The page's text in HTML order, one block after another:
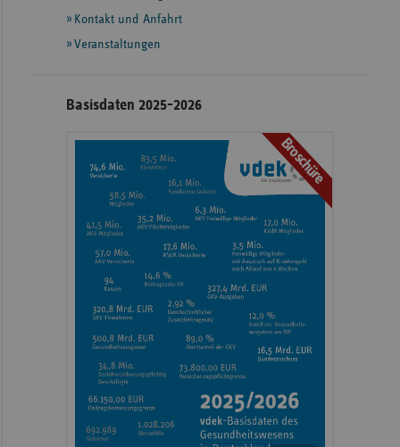
InformationenKontakt und Anfahrt
Veranstaltungen
Basisdaten 2025-2026
Broschüre